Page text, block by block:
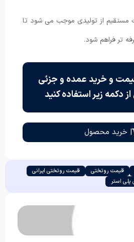
مستقیم از تولیدی موجب می ‌شود تا
تر فراهم شود.
و خرید عمده و جزئی
دکمه زیر استفاده کنید
| خرید محصول
قیمت روتختی
قیمت روتختی ایرانی
استر